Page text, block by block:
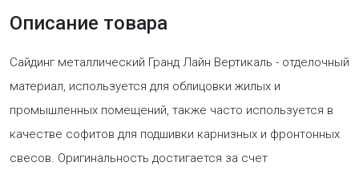
Описание товара
Сайдинг металлический Гранд Лайн Вертикаль - отделочный
материал, используется для облицовки жилых и
промышленных помещений, также часто используется в
качестве софитов для подшивки карнизных и фронтонных
свесов. Оригинальность достигается за счет